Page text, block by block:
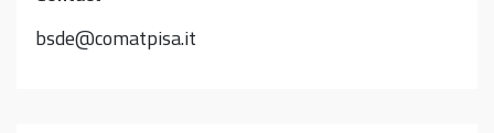
bsde@comatpisa.it